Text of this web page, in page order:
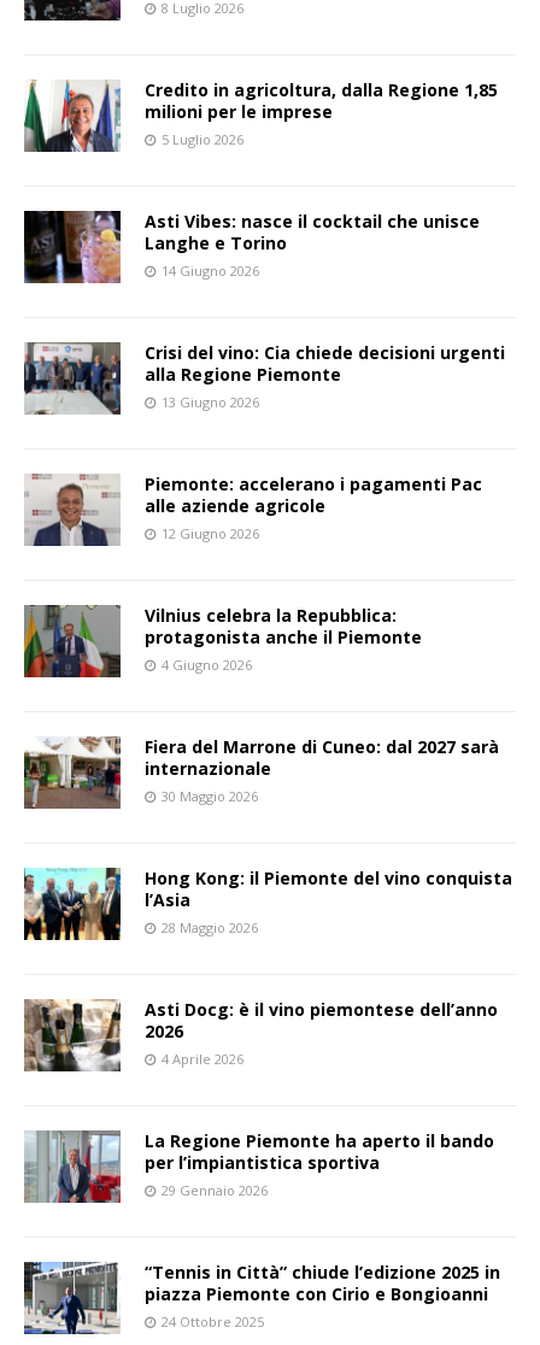
8 Luglio 2026
Credito in agricoltura, dalla Regione 1,85
milioni per le imprese
5 Luglio 2026
Asti Vibes: nasce il cocktail che unisce
Langhe e Torino
14 Giugno 2026
Crisi del vino: Cia chiede decisioni urgenti
alla Regione Piemonte
13 Giugno 2026
Piemonte: accelerano i pagamenti Pac
alle aziende agricole
12 Giugno 2026
Vilnius celebra la Repubblica:
protagonista anche il Piemonte
4 Giugno 2026
Fiera del Marrone di Cuneo: dal 2027 sarà
internazionale
30 Maggio 2026
Hong Kong: il Piemonte del vino conquista
l’Asia
28 Maggio 2026
Asti Docg: è il vino piemontese dell’anno
2026
4 Aprile 2026
La Regione Piemonte ha aperto il bando
per l’impiantistica sportiva
29 Gennaio 2026
“Tennis in Città” chiude l’edizione 2025 in
piazza Piemonte con Cirio e Bongioanni
24 Ottobre 2025